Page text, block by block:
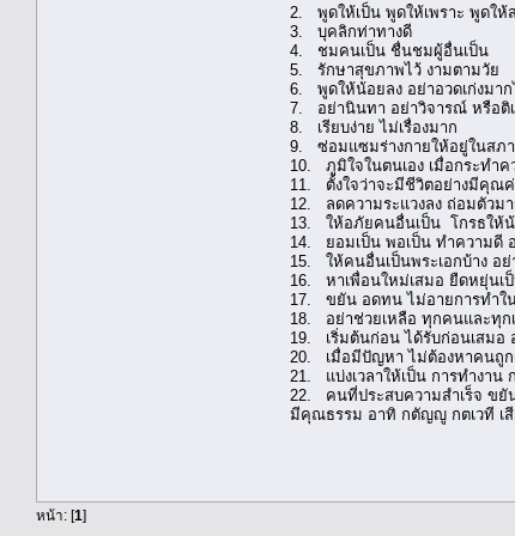
2. พูดให้เป็น พูดให้เพราะ พูดให้
3. บุคลิกท่าทางดี
4. ชมคนเป็น ชื่นชมผู้อื่นเป็น
5. รักษาสุขภาพไว้ งามตามวัย
6. พูดให้น้อยลง อย่าอวดเก่งมาก
7. อย่านินทา อย่าวิจารณ์ หรือติเ
8. เรียบง่าย ไม่เรื่องมาก
9. ซ่อมแซมร่างกายให้อยู่ในสภ
10. ภูมิใจในตนเอง เมื่อกระทำ
11. ตั้งใจว่าจะมีชีวิตอย่างมีคุณ
12. ลดความระแวงลง ถ่อมตัว
13. ให้อภัยคนอื่นเป็น โกรธให้
14. ยอมเป็น พอเป็น ทำความดี
15. ให้คนอื่นเป็นพระเอกบ้าง อย่
16. หาเพื่อนใหม่เสมอ ยืดหยุ่นเ
17. ขยัน อดทน ไม่อายการทำใ
18. อย่าช่วยเหลือ ทุกคนและทุก
19. เริ่มต้นก่อน ได้รับก่อนเสมอ
20. เมื่อมีปัญหา ไม่ต้องหาคนถู
21. แบ่งเวลาให้เป็น การทำงาน
22. คนที่ประสบความสำเร็จ ขยั
มีคุณธรรม อาทิ กตัญญู กตเวที เ
หน้า: [1]